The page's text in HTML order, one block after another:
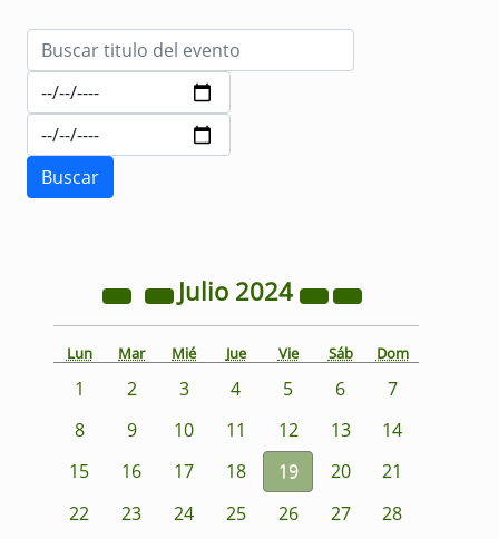
Julio 2024
Lun Mar Mié Jue Vie Sáb Dom
1 2 3 4 5 6
7
8
9 10 11 12 13
14
15
16 17 18 19 20
21
22
23 24 25 26 27
28